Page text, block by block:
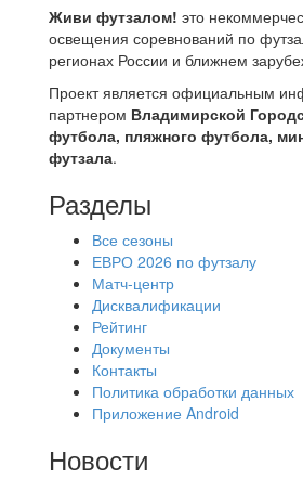
Живи футзалом! это
освещения соревнований по
регионах России и ближнем
Проект является официальным
партнером Владимирской
футбола, пляжного футбола,
футзала.
Разделы
Все сезоны
ЕВРО 2026 по футзалу
Матч-центр
Дисквалификации
Рейтинг
Документы
Контакты
Политика обработки данных
Приложение Android
Новости